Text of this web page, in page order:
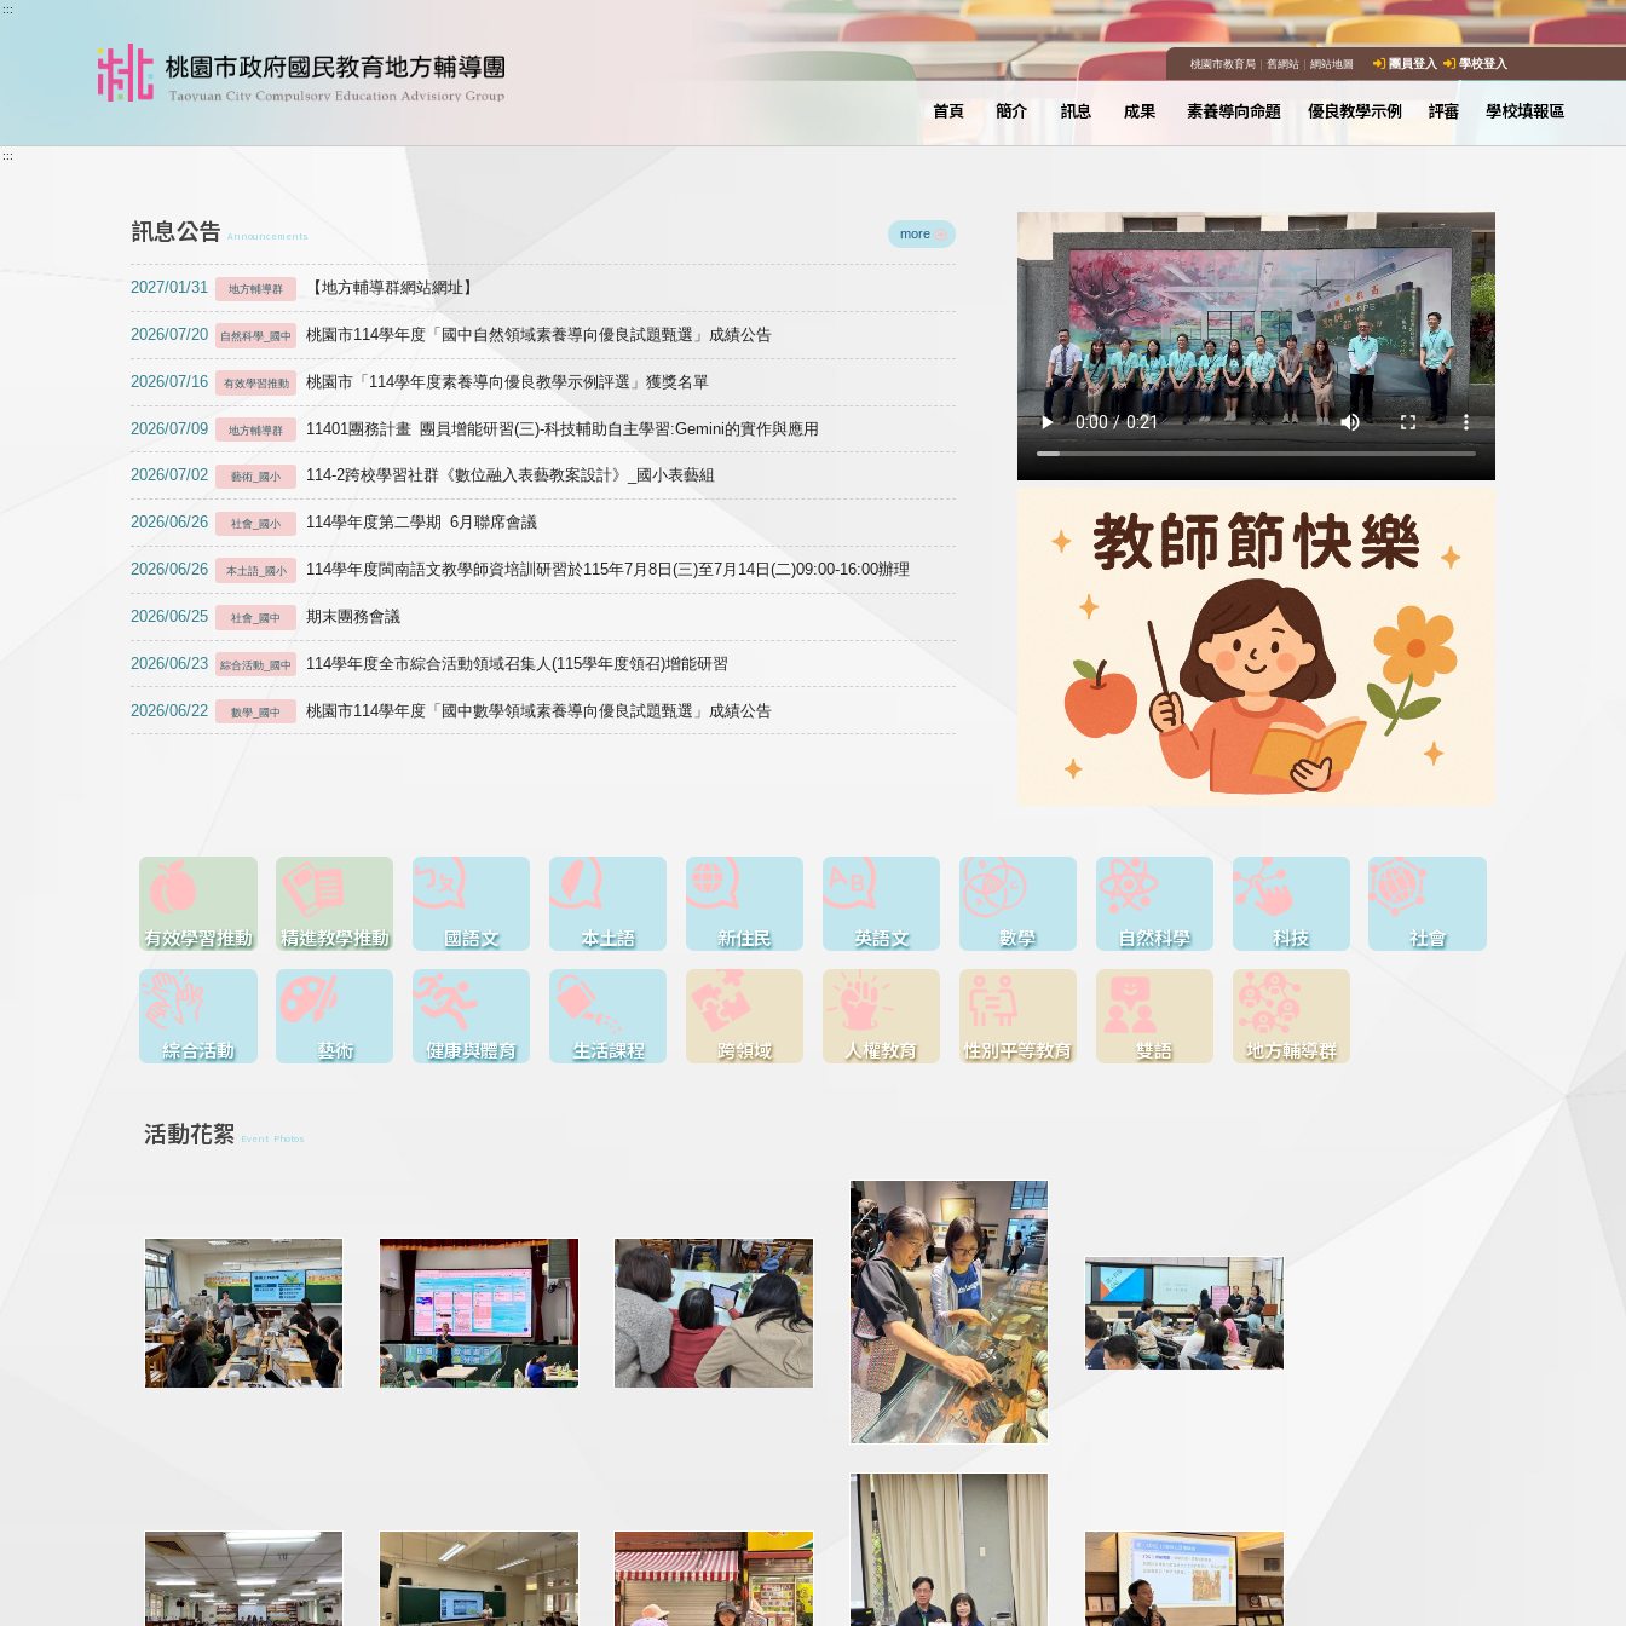
跳到主要內容
:::
桃園市教育局｜ 舊網站｜ 網站地圖 團員登入 學校登入
首頁 簡介 訊息 成果 素養導向命題 優良教學示例 評審 學校填報區
:::
訊息公告 Announcements more
2027/01/31 地方輔導群 【地方輔導群網站網址】
2026/07/20 自然科學_國中 桃園市114學年度「國中自然領域素養導向優良試題甄選」成績公告
2026/07/16 有效學習推動 桃園市「114學年度素養導向優良教學示例評選」獲獎名單
2026/07/09 地方輔導群 11401團務計畫 團員增能研習(三)-科技輔助自主學習:Gemini的實作與應用
2026/07/02 藝術_國小 114-2跨校學習社群《數位融入表藝教案設計》_國小表藝組
2026/06/26 社會_國小 114學年度第二學期 6月聯席會議
2026/06/26 本土語_國小 114學年度閩南語文教學師資培訓研習於115年7月8日(三)至7月14日(二)09:00-16:00辦理
2026/06/25 社會_國中 期末團務會議
2026/06/23 綜合活動_國中 114學年度全市綜合活動領域召集人(115學年度領召)增能研習
2026/06/22 數學_國中 桃園市114學年度「國中數學領域素養導向優良試題甄選」成績公告
有效學習推動 精進教學推動 國語文 本土語 新住民 英語文 數學 自然科學 科技 社會
綜合活動 藝術 健康與體育 生活課程 跨領域 人權教育 性別平等教育 雙語 地方輔導群
活動花絮 Event Photos